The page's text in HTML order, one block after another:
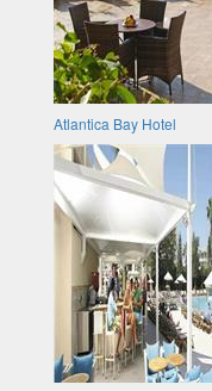
Atlantica Bay Hotel